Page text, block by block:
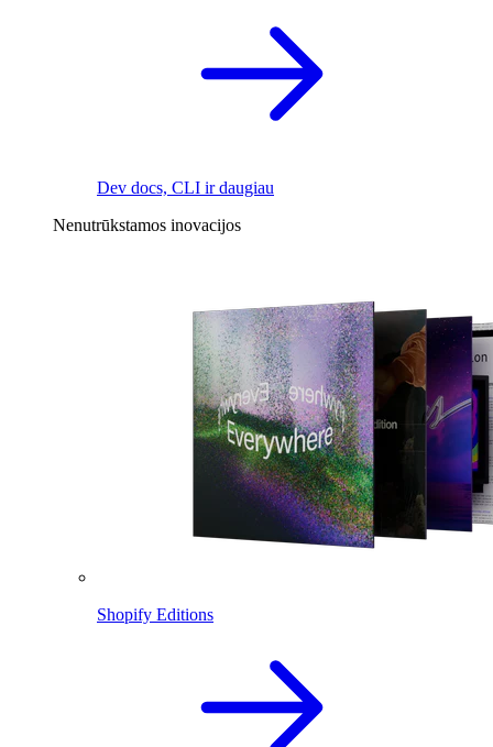
Dev docs, CLI ir daugiau
Nenutrūkstamos inovacijos
Shopify Editions